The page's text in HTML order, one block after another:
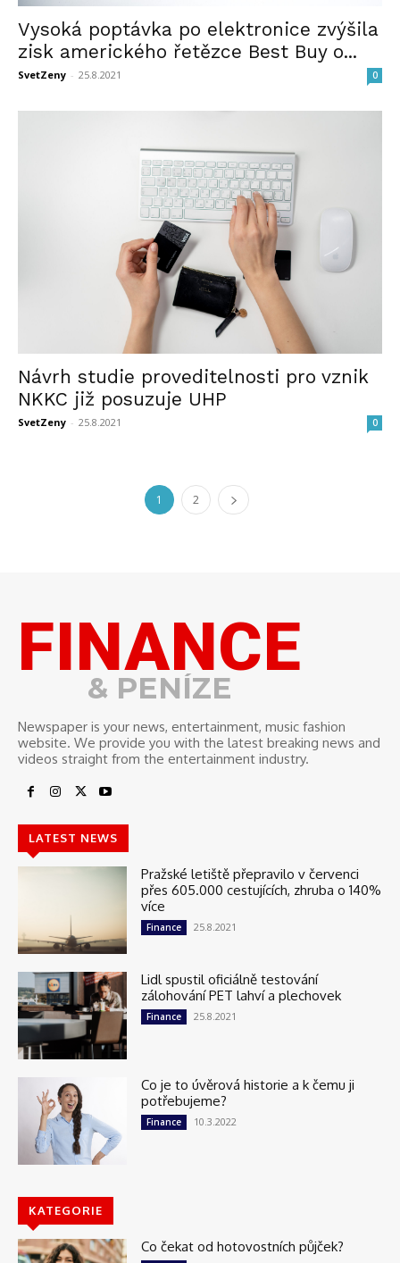
Vysoká poptávka po elektronice zvýšila
zisk amerického řetězce Best Buy o...
SvetZeny - 25.8.2021 0
Návrh studie proveditelnosti pro vznik
NKKC již posuzuje UHP
SvetZeny - 25.8.2021 0
1 2
FINANCE
& PENÍZE
Newspaper is your news, entertainment, music fashion
website. We provide you with the latest breaking news and
videos straight from the entertainment industry.
LATEST NEWS
Pražské letiště přepravilo v červenci
přes 605.000 cestujících, zhruba o 140%
více
Finance 25.8.2021
Lidl spustil oficiálně testování
zálohování PET lahví a plechovek
Finance 25.8.2021
Co je to úvěrová historie a k čemu ji
potřebujeme?
Finance 10.3.2022
KATEGORIE
Co čekat od hotovostních půjček?